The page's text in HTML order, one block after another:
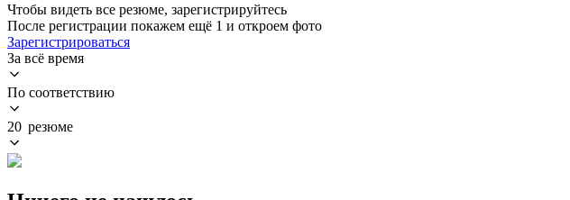
Чтобы видеть все резюме, зарегистрируйтесь
После регистрации покажем ещё 1 и откроем фото
Зарегистрироваться
За всё время
По соответствию
20 резюме